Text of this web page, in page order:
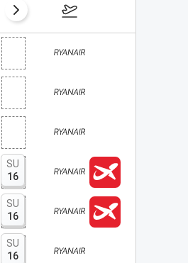
17.–23. elokuuta 2026
SU
16
SU
16
SU
16